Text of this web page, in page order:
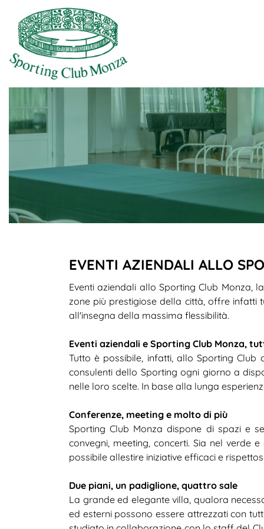
EVENTI AZIENDALI ALLO
Eventi aziendali allo Sporting Club Monza,
zone più prestigiose della città, offre infatti
all'insegna della massima flessibilità.
Eventi aziendali e Sporting Club Monza,
Tutto è possibile, infatti, allo Sporting
consulenti dello Sporting ogni giorno a
nelle loro scelte. In base alla lunga
Conferenze, meeting e molto di più
Sporting Club Monza dispone di spazi e
convegni, meeting, concerti. Sia nel verde
possibile allestire iniziative efficaci e
Due piani, un padiglione, quattro sale
La grande ed elegante villa, qualora
ed esterni possono essere attrezzati con